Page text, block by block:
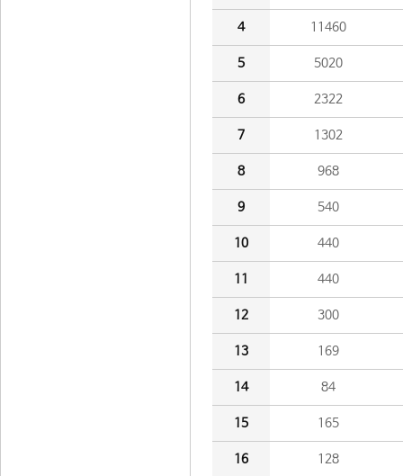
4 11460
5 5020
6 2322
7 1302
8 968
9 540
10 440
11 440
12 300
13 169
14 84
15 165
16 128